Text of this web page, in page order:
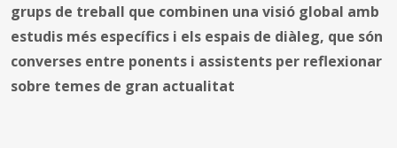
grups de treball que combinen una visió global amb
estudis més específics i els espais de diàleg, que són
converses entre ponents i assistents per reflexionar
sobre temes de gran actualitat